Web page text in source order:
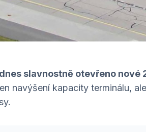
slavnostně otevřeno nové
navýšení kapacity terminálu,